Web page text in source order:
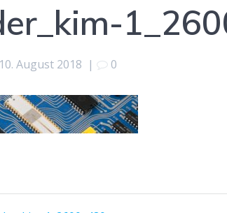
10. August 2018 | 0